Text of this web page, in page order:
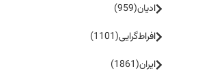
ادیان(959)
افراط‌گرایی(1101)
ایران(1861)